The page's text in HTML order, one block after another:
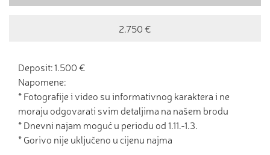
2.750 €
Deposit: 1.500 €
Napomene:
* Fotografije i video su informativnog karaktera i ne
moraju odgovarati svim detaljima na našem brodu
* Dnevni najam moguć u periodu od 1.11.-1.3.
* Gorivo nije uključeno u cijenu najma